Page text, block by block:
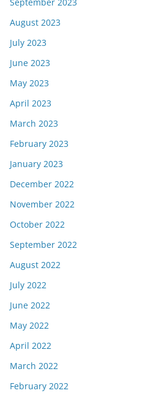
September 2023
August 2023
July 2023
June 2023
May 2023
April 2023
March 2023
February 2023
January 2023
December 2022
November 2022
October 2022
September 2022
August 2022
July 2022
June 2022
May 2022
April 2022
March 2022
February 2022